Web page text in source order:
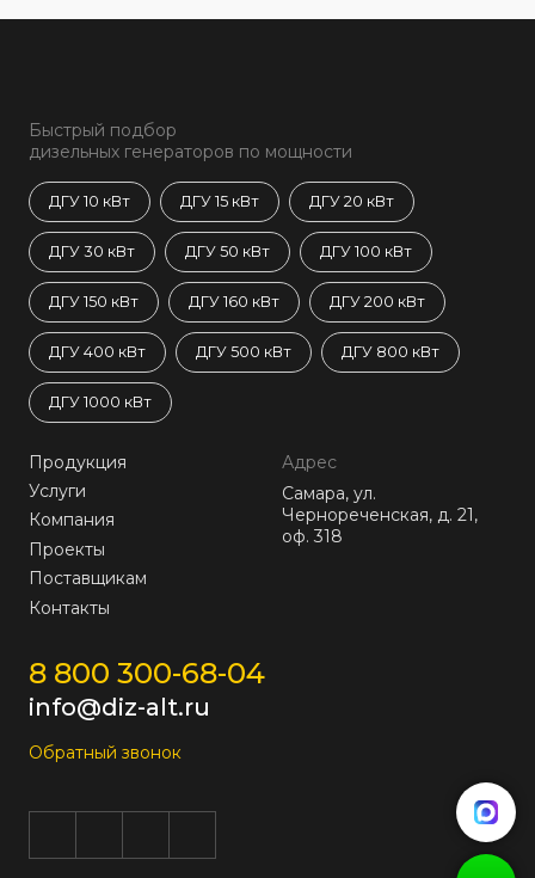
Быстрый подбор
дизельных генераторов по мощности
ДГУ 10 кВт ДГУ 15 кВт ДГУ 20 кВт
ДГУ 30 кВт ДГУ 50 кВт ДГУ 100 кВт
ДГУ 150 кВт ДГУ 160 кВт ДГУ 200 кВт
ДГУ 400 кВт ДГУ 500 кВт ДГУ 800 кВт
ДГУ 1000 кВт
Продукция
Услуги
Компания
Проекты
Поставщикам
Контакты
Адрес
Самара, ул.
Чернореченская, д. 21,
оф. 318
8 800 300-68-04
info@diz-alt.ru
Обратный звонок